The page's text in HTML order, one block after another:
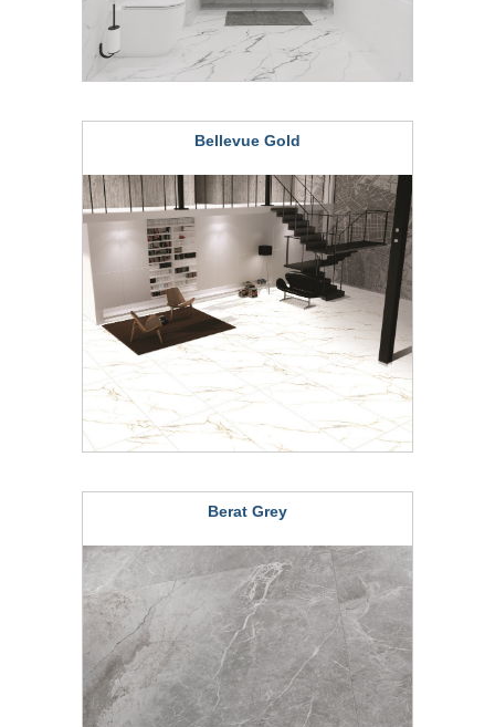
Bellevue Gold
Berat Grey